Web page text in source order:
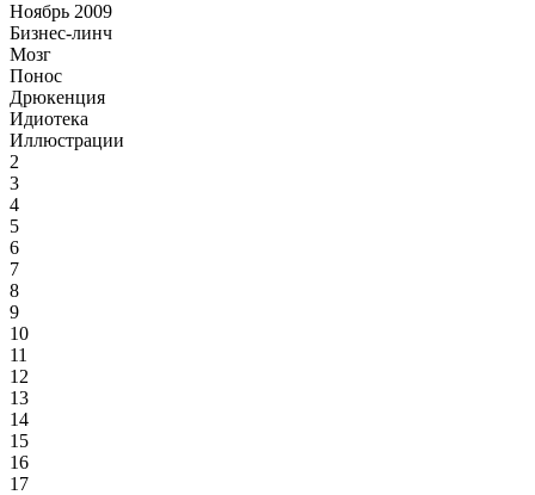
Ноябрь 2009
Бизнес-линч
Мозг
Понос
Дрюкенция
Идиотека
Иллюстрации
2
3
4
5
6
7
8
9
10
11
12
13
14
15
16
17